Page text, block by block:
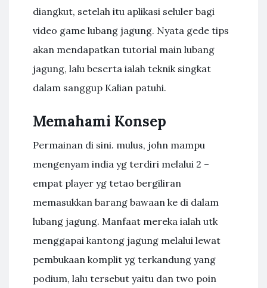
diangkut, setelah itu aplikasi seluler bagi
video game lubang jagung. Nyata gede tips
akan mendapatkan tutorial main lubang
jagung, lalu beserta ialah teknik singkat
dalam sanggup Kalian patuhi.
Memahami Konsep
Permainan di sini. mulus, john mampu
mengenyam india yg terdiri melalui 2 –
empat player yg tetao bergiliran
memasukkan barang bawaan ke di dalam
lubang jagung. Manfaat mereka ialah utk
menggapai kantong jagung melalui lewat
pembukaan komplit yg terkandung yang
podium, lalu tersebut yaitu dan two poin